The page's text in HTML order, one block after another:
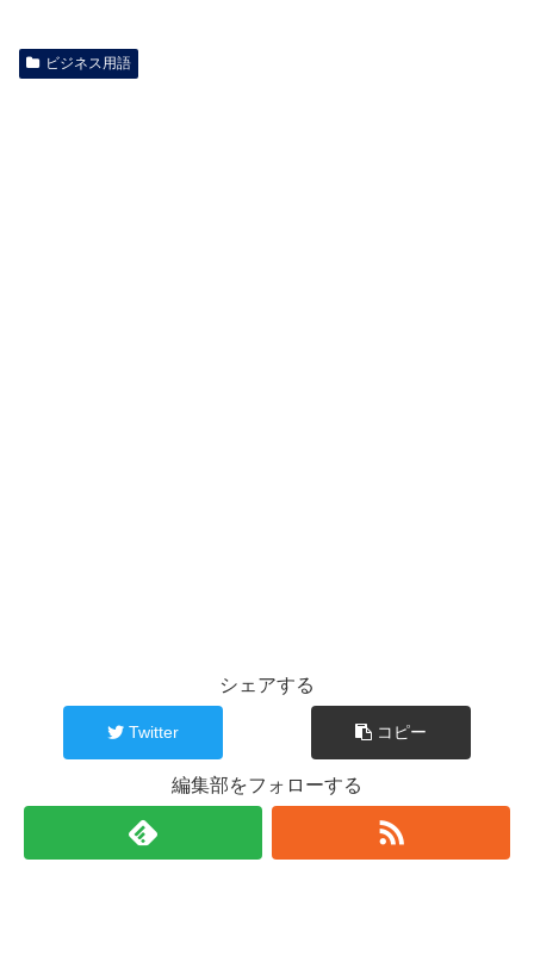
ビジネス用語
シェアする
Twitter コピー
編集部をフォローする